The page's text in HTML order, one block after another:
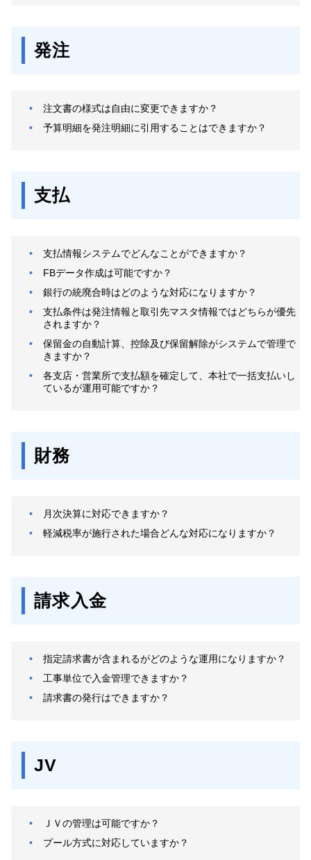
発注
注文書の様式は自由に変更できますか？
予算明細を発注明細に引用することはできますか？
支払
支払情報システムでどんなことができますか？
FBデータ作成は可能ですか？
銀行の統廃合時はどのような対応になりますか？
支払条件は発注情報と取引先マスタ情報ではどちらが優先
されますか？
保留金の自動計算、控除及び保留解除がシステムで管理で
きますか？
各支店・営業所で支払額を確定して、本社で一括支払いし
ているが運用可能ですか？
財務
月次決算に対応できますか？
軽減税率が施行された場合どんな対応になりますか？
請求入金
指定請求書が含まれるがどのような運用になりますか？
工事単位で入金管理できますか？
請求書の発行はできますか？
JV
ＪＶの管理は可能ですか？
プール方式に対応していますか？